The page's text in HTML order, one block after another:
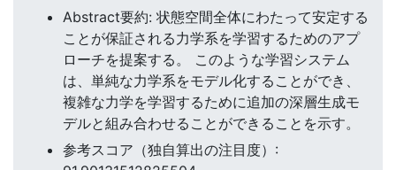
Abstract要約: 状態空間全体にわたって安定する
ことが保証される力学系を学習するためのアプ
ローチを提案する。 このような学習システム
は、単純な力学系をモデル化することができ、
複雑な力学を学習するために追加の深層生成モ
デルと組み合わせることができることを示す。
参考スコア（独自算出の注目度）: